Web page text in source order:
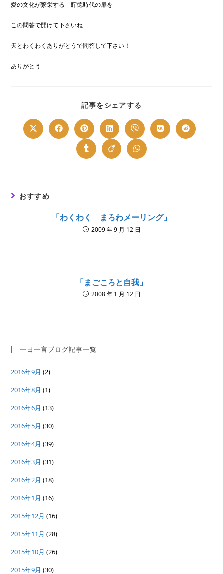
愛の文化が繁栄する 貯徳時代の扉を
この問答で開けて下さいね
天とわくわくありがとうで問答して下さい！
ありがとう
記事をシェアする
CONTENT
Opens
in
Opens
in
window
Opens
in
a
new
window
Opens
in
a
new
window
Opens
in
a
new
window
Opens
in
Opens
in
Opens
in
Opens
in
Opens
in
おすすめ
「わくわく まろわメーリング」
2009 年 9 月 12 日
「まごころと自我」
2008 年 1 月 12 日
一日一言ブログ記事一覧
2016年9月 (2)
2016年8月 (1)
2016年6月 (13)
2016年5月 (30)
2016年4月 (39)
2016年3月 (31)
2016年2月 (18)
2016年1月 (16)
2015年12月 (16)
2015年11月 (28)
2015年10月 (26)
2015年9月 (30)